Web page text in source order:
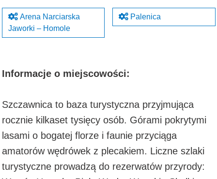
Arena Narciarska
Jaworki – Homole
Palenica
Informacje o miejscowości:
Szczawnica to baza turystyczna przyjmująca
rocznie kilkaset tysięcy osób. Górami pokrytymi
lasami o bogatej florze i faunie przyciąga
amatorów wędrówek z plecakiem. Liczne szlaki
turystyczne prowadzą do rezerwatów przyrody: